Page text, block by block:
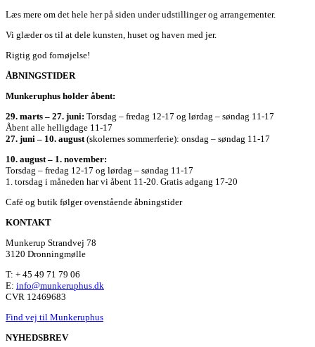
Læs mere om det hele her på siden under udstillinger og arrangementer.
Vi glæder os til at dele kunsten, huset og haven med jer.
Rigtig god fornøjelse!
ÅBNINGSTIDER
Munkeruphus holder åbent:
29. marts – 27. juni: Torsdag – fredag 12-17 og lørdag – søndag 11-17
Åbent alle helligdage 11-17
27. juni – 10. august (skolernes sommerferie): onsdag – søndag 11-17
10. august – 1. november:
Torsdag – fredag 12-17 og lørdag – søndag 11-17
1. torsdag i måneden har vi åbent 11-20. Gratis adgang 17-20
Café og butik følger ovenstående åbningstider
KONTAKT
Munkerup Strandvej 78
3120 Dronningmølle
T: + 45 49 71 79 06
E: info@munkeruphus.dk
CVR 12469683
Find vej til Munkeruphus
NYHEDSBREV